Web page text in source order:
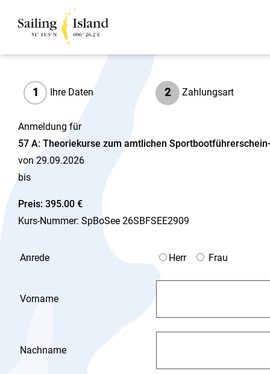
1 Ihre Daten 2 Zahlungsart
Anmeldung für
57 A: Theoriekurse zum amtlichen
von 29.09.2026
bis
Preis: 395.00 €
Kurs-Nummer: SpBoSee 26SBFSEE2909
Anrede Herr Frau
Vorname
Nachname